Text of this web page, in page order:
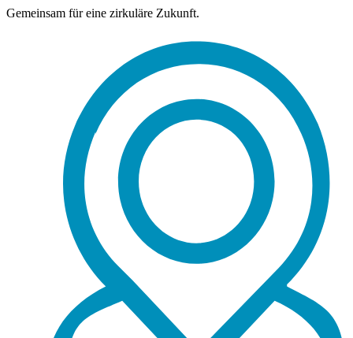
Gemeinsam für eine zirkuläre Zukunft.